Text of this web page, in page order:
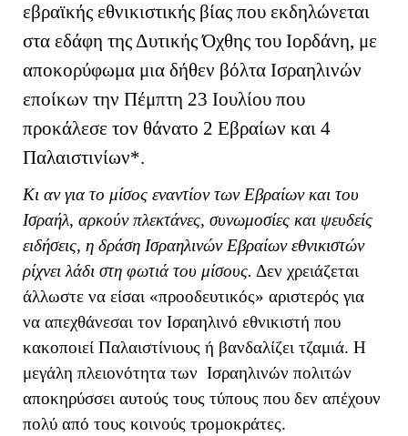
εβραϊκής εθνικιστικής βίας που εκδηλώνεται
στα εδάφη της Δυτικής Όχθης του Ιορδάνη, με
αποκορύφωμα μια δήθεν βόλτα Ισραηλινών
εποίκων την Πέμπτη 23 Ιουλίου που
προκάλεσε τον θάνατο 2 Εβραίων και 4
Παλαιστινίων*.
Κι αν για το μίσος εναντίον των Εβραίων και του
Ισραήλ, αρκούν πλεκτάνες, συνωμοσίες και ψευδείς
ειδήσεις, η δράση Ισραηλινών Εβραίων εθνικιστών
ρίχνει λάδι στη φωτιά του μίσους. Δεν χρειάζεται
άλλωστε να είσαι «προοδευτικός» αριστερός για
να απεχθάνεσαι τον Ισραηλινό εθνικιστή που
κακοποιεί Παλαιστίνιους ή βανδαλίζει τζαμιά. Η
μεγάλη πλειονότητα των Ισραηλινών πολιτών
αποκηρύσσει αυτούς τους τύπους που δεν απέχουν
πολύ από τους κοινούς τρομοκράτες.